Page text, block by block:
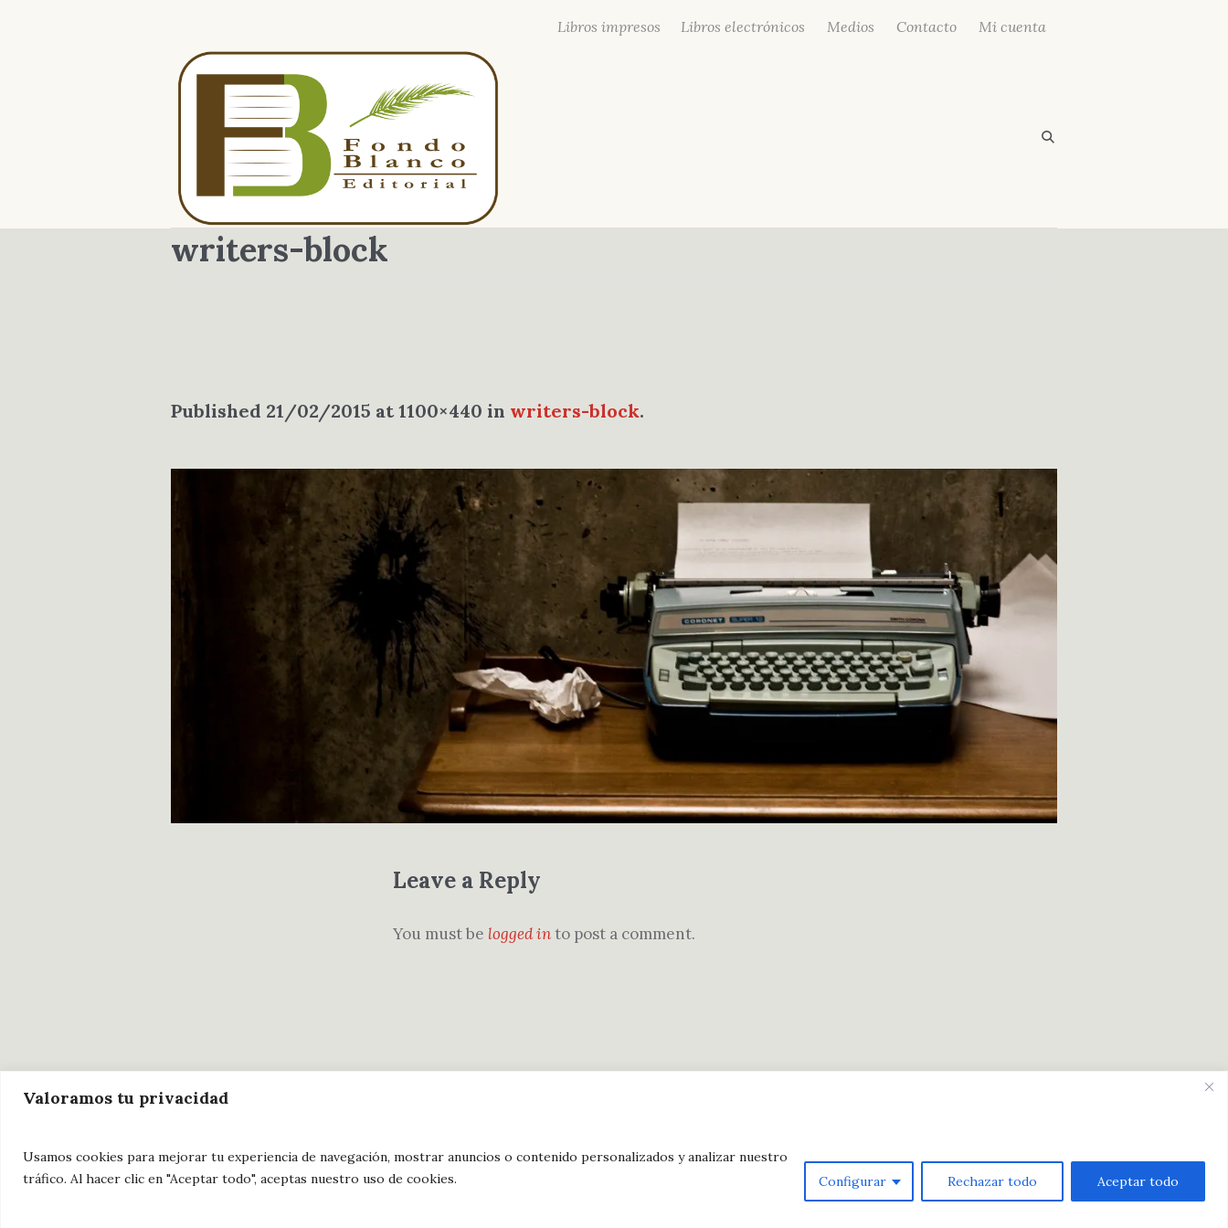
Valoramos tu privacidad
Usamos cookies para mejorar tu experiencia de navegación, mostrar anuncios o contenido personalizados y analizar nuestro
tráfico. Al hacer clic en "Aceptar todo", aceptas nuestro uso de cookies.
Configurar Rechazar todo Aceptar todo
Libros impresos Libros electrónicos Medios Contacto Mi cuenta
writers-block
Published 21/02/2015 at 1100×440 in writers-block.
Leave a Reply
You must be logged into post a comment.